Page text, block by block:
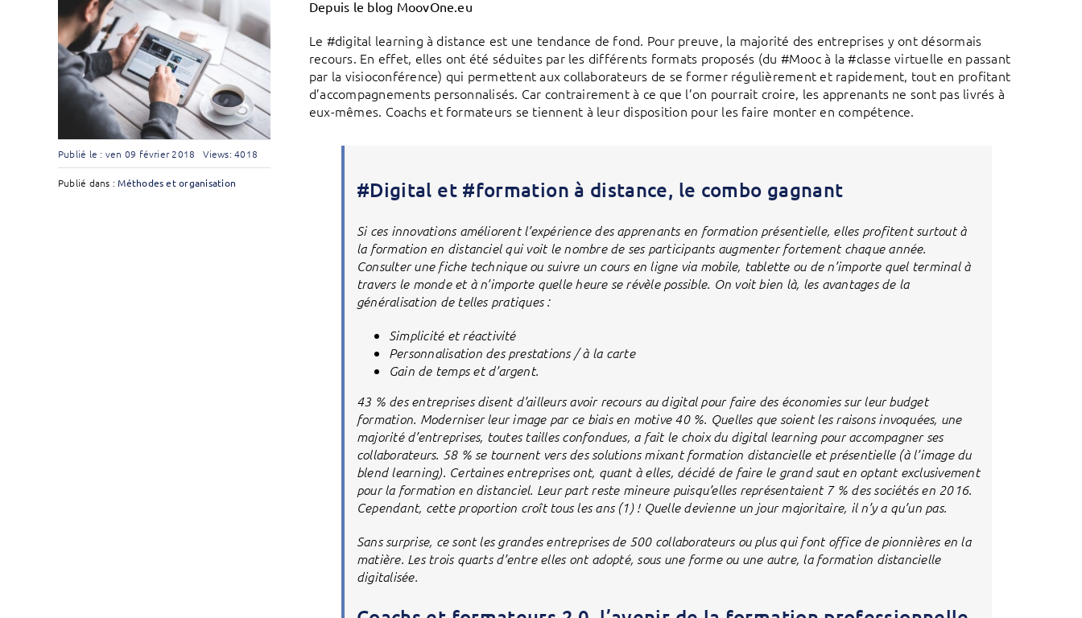
Publié le : ven 09 février 2018 Views: 4018
Publié dans :Méthodes et organisation
Depuis le blog MoovOne.eu
Le #digital learning à distance est une tendance de fond. Pour preuve, la majorité des entreprises y ont désormais
recours. En effet, elles ont été séduites par les différents formats proposés (du #Mooc à la #classe virtuelle en passant
par la visioconférence) qui permettent aux collaborateurs de se former régulièrement et rapidement, tout en profitant
d’accompagnements personnalisés. Car contrairement à ce que l’on pourrait croire, les apprenants ne sont pas livrés à
eux-mêmes. Coachs et formateurs se tiennent à leur disposition pour les faire monter en compétence.
#Digital et #formation à distance, le combo gagnant
Si ces innovations améliorent l’expérience des apprenants en formation présentielle, elles profitent surtout à
la formation en distanciel qui voit le nombre de ses participants augmenter fortement chaque année.
Consulter une fiche technique ou suivre un cours en ligne via mobile, tablette ou de n’importe quel terminal à
travers le monde et à n’importe quelle heure se révèle possible. On voit bien là, les avantages de la
généralisation de telles pratiques :
Simplicité et réactivité
Personnalisation des prestations / à la carte
Gain de temps et d’argent.
43 % des entreprises disent d’ailleurs avoir recours au digital pour faire des économies sur leur budget
formation. Moderniser leur image par ce biais en motive 40 %. Quelles que soient les raisons invoquées, une
majorité d’entreprises, toutes tailles confondues, a fait le choix du digital learning pour accompagner ses
collaborateurs. 58 % se tournent vers des solutions mixant formation distancielle et présentielle (à l’image du
blend learning). Certaines entreprises ont, quant à elles, décidé de faire le grand saut en optant exclusivement
pour la formation en distanciel. Leur part reste mineure puisqu’elles représentaient 7 % des sociétés en 2016.
Cependant, cette proportion croît tous les ans (1) ! Quelle devienne un jour majoritaire, il n’y a qu’un pas.
Sans surprise, ce sont les grandes entreprises de 500 collaborateurs ou plus qui font office de pionnières en la
matière. Les trois quarts d’entre elles ont adopté, sous une forme ou une autre, la formation distancielle
digitalisée.